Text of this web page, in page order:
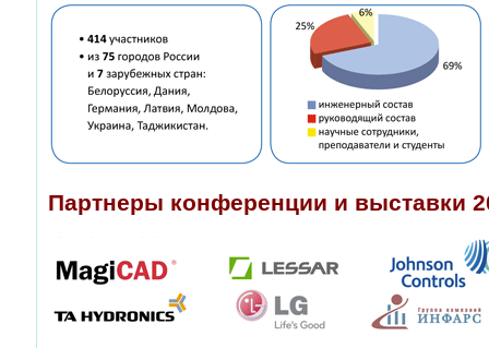
Партнеры конференции и выставки